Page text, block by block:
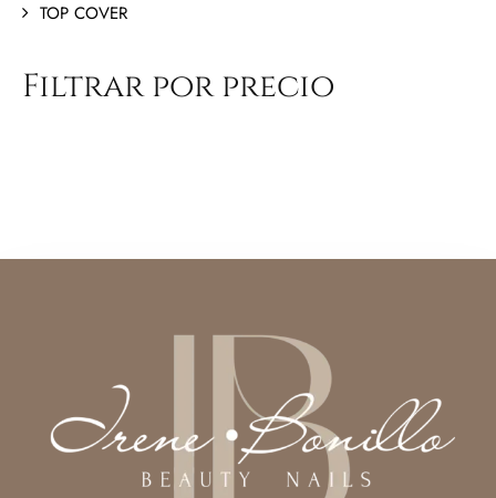
TOP COVER
Filtrar por precio